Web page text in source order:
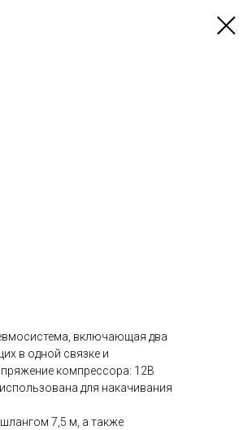
включающая два
в одной связке и
компрессора: 12В
для накачивания
7,5 м, а также